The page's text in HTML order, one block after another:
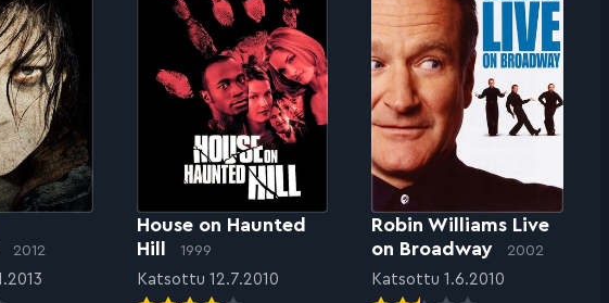
2012
House on Haunted
Hill
1999
Katsottu 12.7.2010
Robin Williams Live
on Broadway
2002
Katsottu 1.6.2010